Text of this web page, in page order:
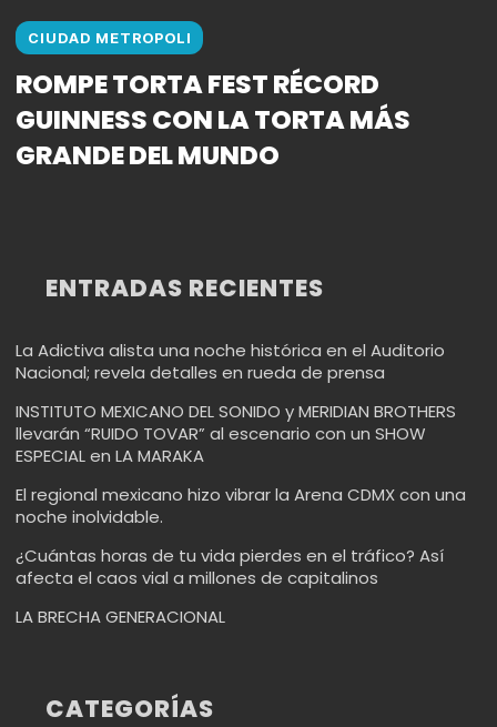
CIUDAD METROPOLI
ROMPE TORTA FEST RÉCORD
GUINNESS CON LA TORTA MÁS
GRANDE DEL MUNDO
ENTRADAS RECIENTES
La Adictiva alista una noche histórica en el Auditorio
Nacional; revela detalles en rueda de prensa
INSTITUTO MEXICANO DEL SONIDO y MERIDIAN BROTHERS
llevarán “RUIDO TOVAR” al escenario con un SHOW
ESPECIAL en LA MARAKA
El regional mexicano hizo vibrar la Arena CDMX con una
noche inolvidable.
¿Cuántas horas de tu vida pierdes en el tráfico? Así
afecta el caos vial a millones de capitalinos
LA BRECHA GENERACIONAL
CATEGORÍAS